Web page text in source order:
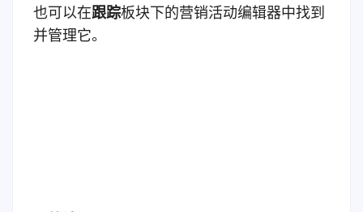
也可以在跟踪板块下的营销活动编辑器中找到
并管理它。